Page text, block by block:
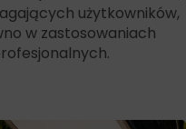
użytkowników,
w zastosowaniach